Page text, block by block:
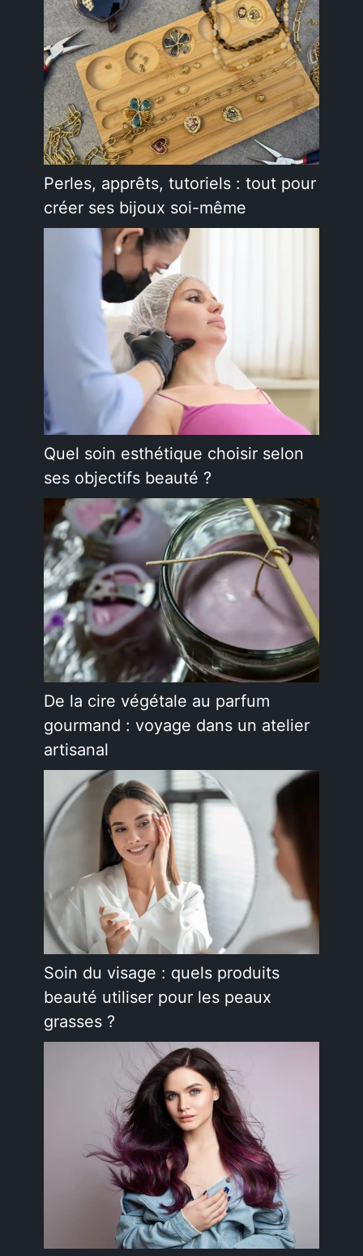
Perles, apprêts, tutoriels : tout pour
créer ses bijoux soi-même
Quel soin esthétique choisir selon
ses objectifs beauté ?
De la cire végétale au parfum
gourmand : voyage dans un atelier
artisanal
Soin du visage : quels produits
beauté utiliser pour les peaux
grasses ?